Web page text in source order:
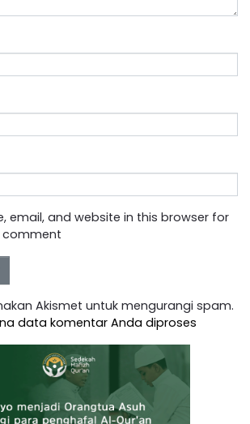
email, and website in this browser for
comment
Akismet untuk mengurangi spam.
data komentar Anda diproses